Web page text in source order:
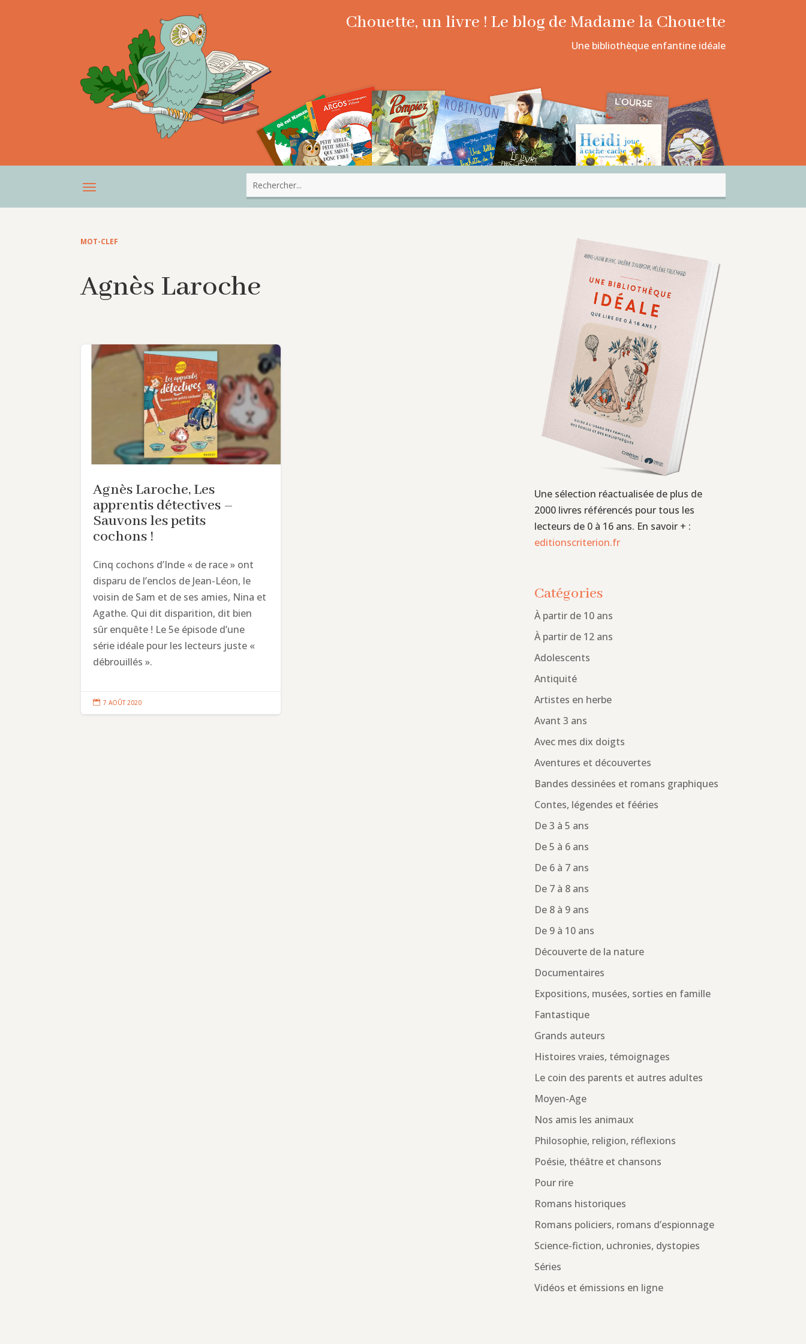
Chouette, un livre ! Le blog de Madame la Chouette
Une bibliothèque enfantine idéale
MOT-CLEF
Agnès Laroche
Agnès Laroche, Les
apprentis détectives –
Sauvons les petits
cochons !
Cinq cochons d’Inde « de race » ont
disparu de l’enclos de Jean-Léon, le
voisin de Sam et de ses amies, Nina et
Agathe. Qui dit disparition, dit bien
sûr enquête ! Le 5e épisode d’une
série idéale pour les lecteurs juste «
débrouillés ».
 7 AOÛT 2020
Une sélection réactualisée de plus de
2000 livres référencés pour tous les
lecteurs de 0 à 16 ans. En savoir + :
editionscriterion.fr
Catégories
À partir de 10 ans
À partir de 12 ans
Adolescents
Antiquité
Artistes en herbe
Avant 3 ans
Avec mes dix doigts
Aventures et découvertes
Bandes dessinées et romans graphiques
Contes, légendes et fééries
De 3 à 5 ans
De 5 à 6 ans
De 6 à 7 ans
De 7 à 8 ans
De 8 à 9 ans
De 9 à 10 ans
Découverte de la nature
Documentaires
Expositions, musées, sorties en famille
Fantastique
Grands auteurs
Histoires vraies, témoignages
Le coin des parents et autres adultes
Moyen-Age
Nos amis les animaux
Philosophie, religion, réflexions
Poésie, théâtre et chansons
Pour rire
Romans historiques
Romans policiers, romans d’espionnage
Science-fiction, uchronies, dystopies
Séries
Vidéos et émissions en ligne